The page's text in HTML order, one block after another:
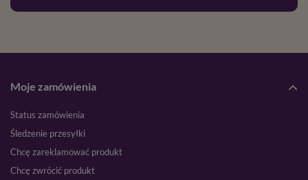
Moje zamówienia
Status zamówienia
Śledzenie przesyłki
Chcę zareklamować produkt
Chcę zwrócić produkt